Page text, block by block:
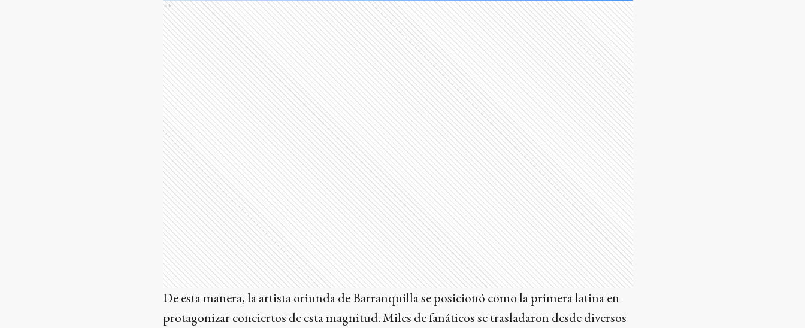
Ads
De esta manera, la artista oriunda de Barranquilla se posicionó como la primera latina en
protagonizar conciertos de esta magnitud. Miles de fanáticos se trasladaron desde diversos